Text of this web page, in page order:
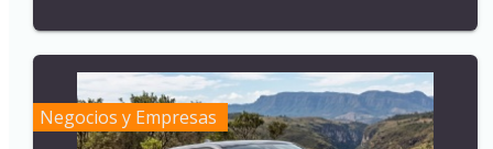
Negocios y Empresas